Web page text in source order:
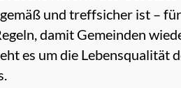
und treffsicher ist –
damit Gemeinden
es um die Lebensqualität